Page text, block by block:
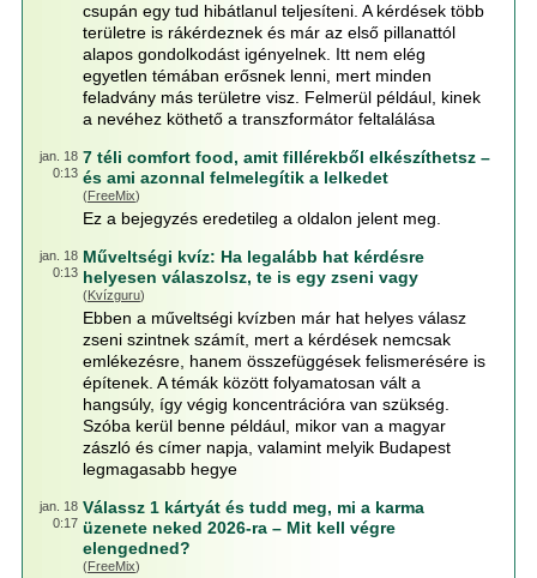
csupán egy tud hibátlanul teljesíteni. A kérdések több
területre is rákérdeznek és már az első pillanattól
alapos gondolkodást igényelnek. Itt nem elég
egyetlen témában erősnek lenni, mert minden
feladvány más területre visz. Felmerül például, kinek
a nevéhez köthető a transzformátor feltalálása
jan. 18
0:13
7 téli comfort food, amit fillérekből elkészíthetsz –
és ami azonnal felmelegítik a lelkedet
(FreeMix)
Ez a bejegyzés eredetileg a oldalon jelent meg.
jan. 18
0:13
Műveltségi kvíz: Ha legalább hat kérdésre
helyesen válaszolsz, te is egy zseni vagy
(Kvízguru)
Ebben a műveltségi kvízben már hat helyes válasz
zseni szintnek számít, mert a kérdések nemcsak
emlékezésre, hanem összefüggések felismerésére is
építenek. A témák között folyamatosan vált a
hangsúly, így végig koncentrációra van szükség.
Szóba kerül benne például, mikor van a magyar
zászló és címer napja, valamint melyik Budapest
legmagasabb hegye
jan. 18
0:17
Válassz 1 kártyát és tudd meg, mi a karma
üzenete neked 2026-ra – Mit kell végre
elengedned?
(FreeMix)